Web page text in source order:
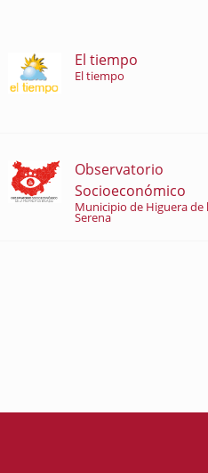
El tiempo
El tiempo
Observatorio
Socioeconómico
Municipio de Higuera de
Serena